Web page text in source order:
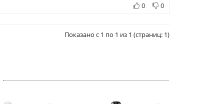
0 0
Показано с 1 по 1 из 1 (страниц: 1)